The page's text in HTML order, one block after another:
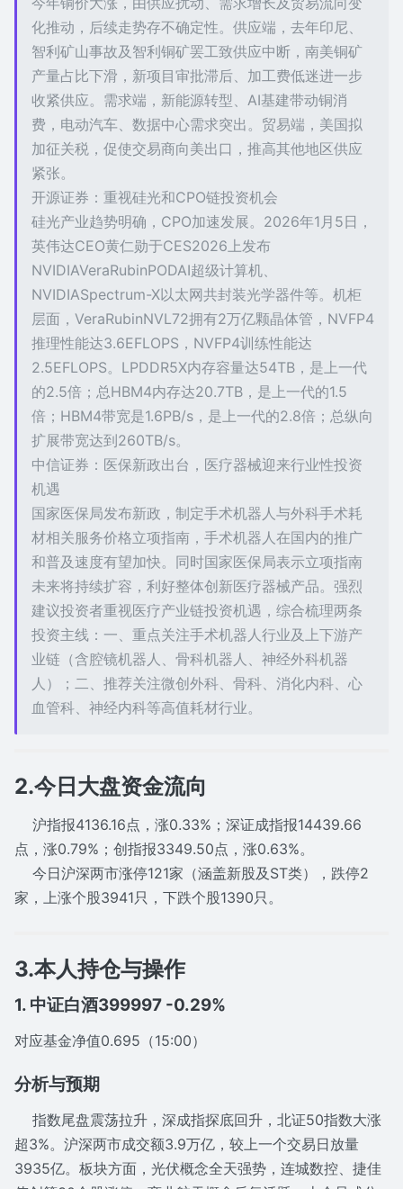
化推动，后续走势存不确定性。供应端，去年印尼、
智利矿山事故及智利铜矿罢工致供应中断，南美铜矿
产量占比下滑，新项目审批滞后、加工费低迷进一步
收紧供应。需求端，新能源转型、AI基建带动铜消
费，电动汽车、数据中心需求突出。贸易端，美国拟
加征关税，促使交易商向美出口，推高其他地区供应
紧张。
开源证券：重视硅光和CPO链投资机会
硅光产业趋势明确，CPO加速发展。2026年1月5日，
英伟达CEO黄仁勋于CES2026上发布
NVIDIAVeraRubinPODAI超级计算机、
NVIDIASpectrum-X以太网共封装光学器件等。机柜
层面，VeraRubinNVL72拥有2万亿颗晶体管，NVFP4
推理性能达3.6EFLOPS，NVFP4训练性能达
2.5EFLOPS。LPDDR5X内存容量达54TB，是上一代
的2.5倍；总HBM4内存达20.7TB，是上一代的1.5
倍；HBM4带宽是1.6PB/s，是上一代的2.8倍；总纵向
扩展带宽达到260TB/s。
中信证券：医保新政出台，医疗器械迎来行业性投资
机遇
国家医保局发布新政，制定手术机器人与外科手术耗
材相关服务价格立项指南，手术机器人在国内的推广
和普及速度有望加快。同时国家医保局表示立项指南
未来将持续扩容，利好整体创新医疗器械产品。强烈
建议投资者重视医疗产业链投资机遇，综合梳理两条
投资主线：一、重点关注手术机器人行业及上下游产
业链（含腔镜机器人、骨科机器人、神经外科机器
人）；二、推荐关注微创外科、骨科、消化内科、心
血管科、神经内科等高值耗材行业。
2.今日大盘资金流向
沪指报4136.16点，涨0.33%；深证成指报14439.66
点，涨0.79%；创指报3349.50点，涨0.63%。
今日沪深两市涨停121家（涵盖新股及ST类），跌停2
家，上涨个股3941只，下跌个股1390只。
3.本人持仓与操作
1. 中证白酒399997 -0.29%
对应基金净值0.695（15:00）
分析与预期
指数尾盘震荡拉升，深成指探底回升，北证50指数大涨
超3%。沪深两市成交额3.9万亿，较上一个交易日放量
3935亿。板块方面，光伏概念全天强势，连城数控、捷佳